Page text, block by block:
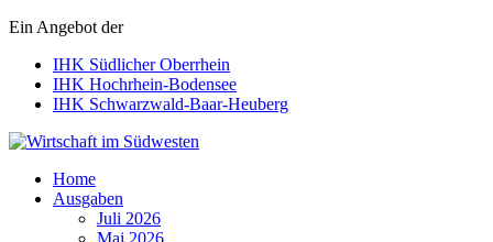
Ein Angebot der
IHK Südlicher Oberrhein
IHK Hochrhein-Bodensee
IHK Schwarzwald-Baar-Heuberg
Wirtschaft im Südwesten
Home
Ausgaben
Juli 2026
Mai 2026